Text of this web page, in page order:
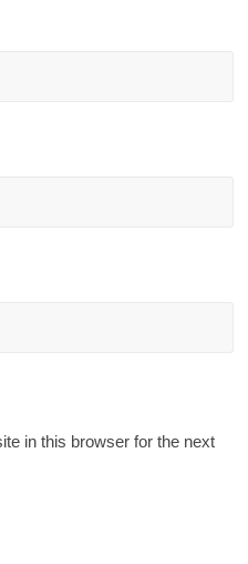
in this browser for the next